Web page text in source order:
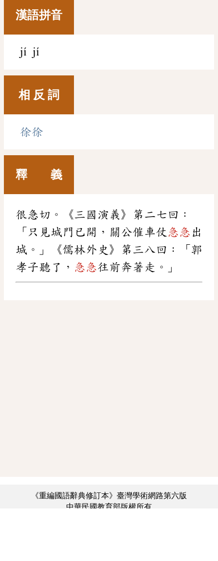
漢語拼音
jí jí
相 反 詞
徐徐
釋 義
很急切。《三國演義》第二七回：
「只見城門已開，關公催車仗 急急 出
城。」《儒林外史》第三八回：「郭
孝子聽了， 急急往前奔著走。」
《重編國語辭典修訂本》臺灣學術網路第六版
中華民國教育部版權所有